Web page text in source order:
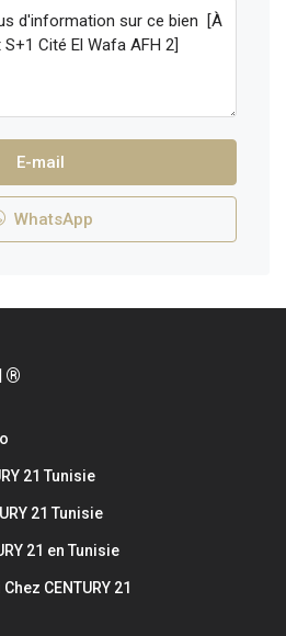
E-mail
WhatsApp
21 Tunisie
21 Tunisie
21 en Tunisie
CENTURY 21